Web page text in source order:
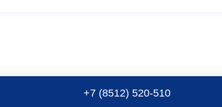
+7 (8512) 520-510